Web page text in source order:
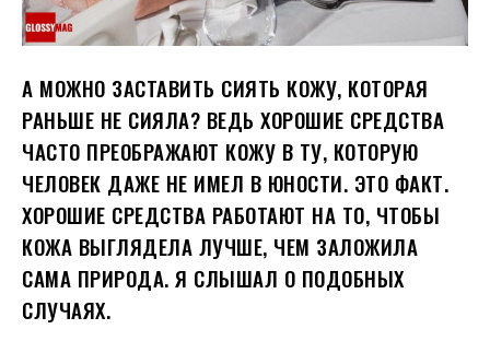
А МОЖНО ЗАСТАВИТЬ СИЯТЬ КОЖУ, КОТОРАЯ
РАНЬШЕ НЕ СИЯЛА? ВЕДЬ ХОРОШИЕ СРЕДСТВА
ЧАСТО ПРЕОБРАЖАЮТ КОЖУ В ТУ, КОТОРУЮ
ЧЕЛОВЕК ДАЖЕ НЕ ИМЕЛ В ЮНОСТИ. ЭТО ФАКТ.
ХОРОШИЕ СРЕДСТВА РАБОТАЮТ НА ТО, ЧТОБЫ
КОЖА ВЫГЛЯДЕЛА ЛУЧШЕ, ЧЕМ ЗАЛОЖИЛА
САМА ПРИРОДА. Я СЛЫШАЛ О ПОДОБНЫХ
СЛУЧАЯХ.